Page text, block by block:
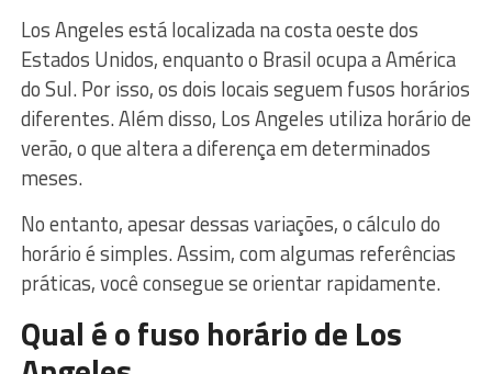
Los Angeles está localizada na costa oeste dos
Estados Unidos, enquanto o Brasil ocupa a América
do Sul. Por isso, os dois locais seguem fusos horários
diferentes. Além disso, Los Angeles utiliza horário de
verão, o que altera a diferença em determinados
meses.
No entanto, apesar dessas variações, o cálculo do
horário é simples. Assim, com algumas referências
práticas, você consegue se orientar rapidamente.
Qual é o fuso horário de Los